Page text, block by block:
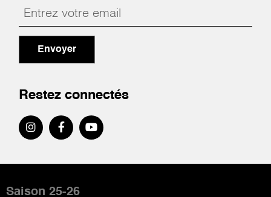
Envoyer
Restez connectés
de
Saison 25-26